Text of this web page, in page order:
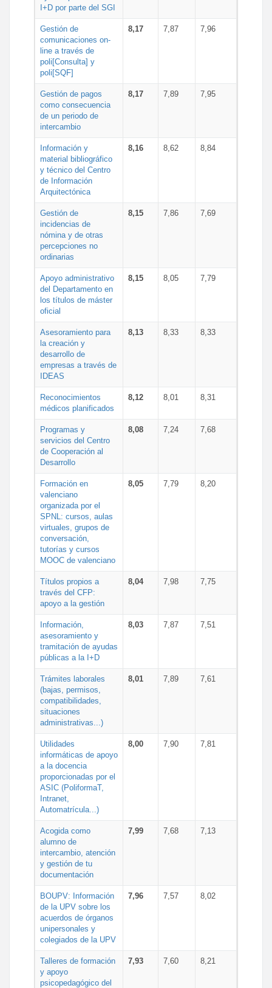
I+D por parte del SGI
Gestión de
comunicaciones on-
line a través de
poli[Consulta] y
poli[SQF]
8,17 7,87 7,96
Gestión de pagos
como consecuencia
de un periodo de
intercambio
8,17 7,89 7,95
Información y
material bibliográfico
y técnico del Centro
de Información
Arquitectónica
8,16 8,62 8,84
Gestión de
incidencias de
nómina y de otras
percepciones no
ordinarias
8,15 7,86 7,69
Apoyo administrativo
del Departamento en
los títulos de máster
oficial
8,15 8,05 7,79
Asesoramiento para
la creación y
desarrollo de
empresas a través de
IDEAS
8,13 8,33 8,33
Reconocimientos
médicos planificados
8,12 8,01 8,31
Programas y
servicios del Centro
de Cooperación al
Desarrollo
8,08 7,24 7,68
Formación en
valenciano
organizada por el
SPNL: cursos, aulas
virtuales, grupos de
conversación,
tutorías y cursos
MOOC de valenciano
8,05 7,79 8,20
Títulos propios a
través del CFP:
apoyo a la gestión
8,04 7,98 7,75
Información,
asesoramiento y
tramitación de ayudas
públicas a la I+D
8,03 7,87 7,51
Trámites laborales
(bajas, permisos,
compatibilidades,
situaciones
administrativas...)
8,01 7,89 7,61
Utilidades
informáticas de apoyo
a la docencia
proporcionadas por el
ASIC (PoliformaT,
Intranet,
Automatrícula...)
8,00 7,90 7,81
Acogida como
alumno de
intercambio, atención
y gestión de tu
documentación
7,99 7,68 7,13
BOUPV: Información
de la UPV sobre los
acuerdos de órganos
unipersonales y
colegiados de la UPV
7,96 7,57 8,02
Talleres de formación
y apoyo
psicopedagógico del
7,93 7,60 8,21